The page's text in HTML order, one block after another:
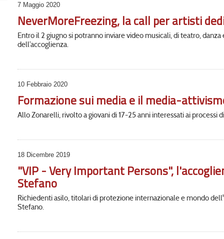
7 Maggio 2020
NeverMoreFreezing, la call per artisti
Entro il 2 giugno si potranno inviare video musicali, di teatro,
dell’accoglienza.
10 Febbraio 2020
Formazione sui media e il media-
Allo Zonarelli, rivolto a giovani di 17-25 anni interessati ai
18 Dicembre 2019
"VIP - Very Important Persons",
Stefano
Richiedenti asilo, titolari di protezione internazionale e mondo
Stefano.